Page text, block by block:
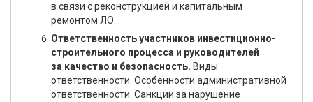
в связи с реконструкцией и капитальным
ремонтом ЛО.
Ответственность участников инвестиционно-
строительного процесса и руководителей
за качество и безопасность. Виды
ответственности. Особенности административной
ответственности. Санкции за нарушение